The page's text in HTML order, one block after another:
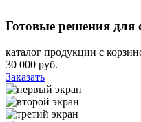
Готовые решения для
каталог продукции с
30 000 руб.
Заказать